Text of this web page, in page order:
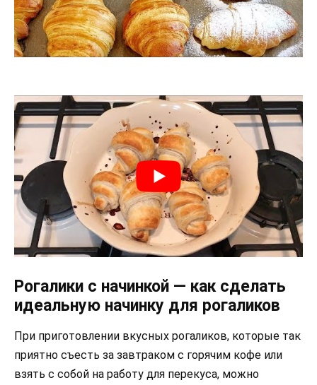
Рогалики с начинкой — как сделать
идеальную начинку для рогаликов
При приготовлении вкусных рогаликов, которые так
приятно съесть за завтраком с горячим кофе или
взять с собой на работу для перекуса, можно